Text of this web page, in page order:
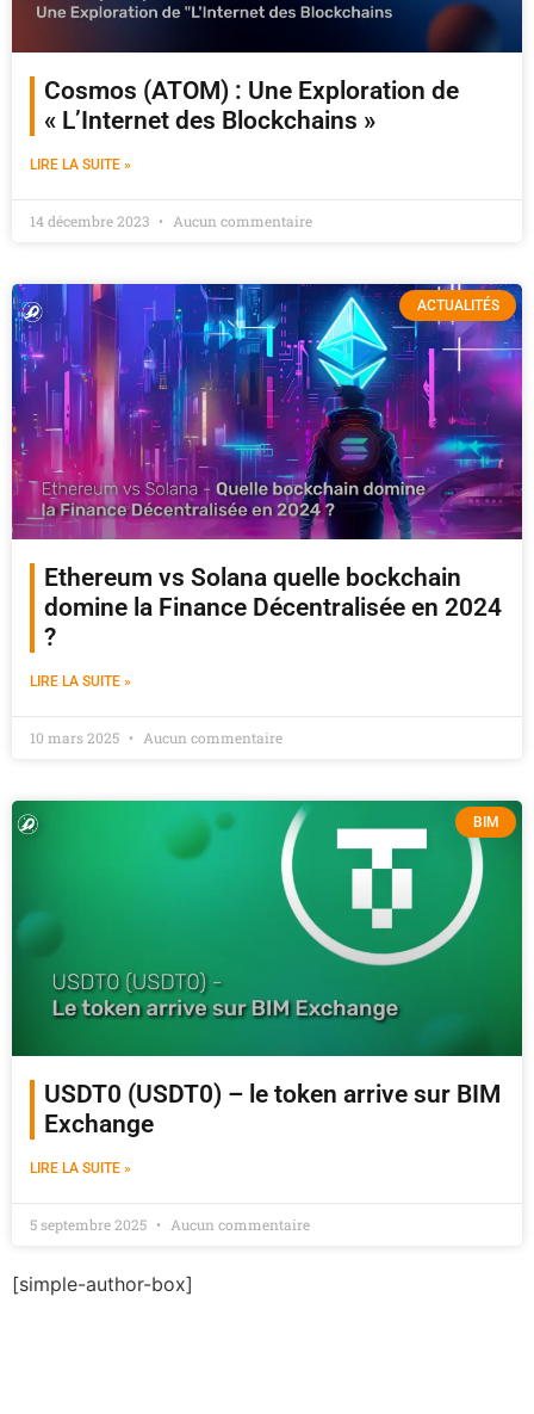
Cosmos (ATOM) : Une Exploration de
« L’Internet des Blockchains »
LIRE LA SUITE »
14 décembre 2023 Aucun commentaire
ACTUALITÉS
Ethereum vs Solana quelle bockchain
domine la Finance Décentralisée en 2024
?
LIRE LA SUITE »
10 mars 2025 Aucun commentaire
BIM
USDT0 (USDT0) – le token arrive sur BIM
Exchange
LIRE LA SUITE »
5 septembre 2025 Aucun commentaire
[simple-author-box]